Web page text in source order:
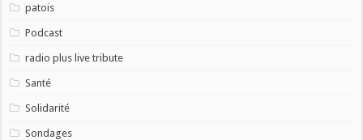
patois
Podcast
radio plus live tribute
Santé
Solidarité
Sondages